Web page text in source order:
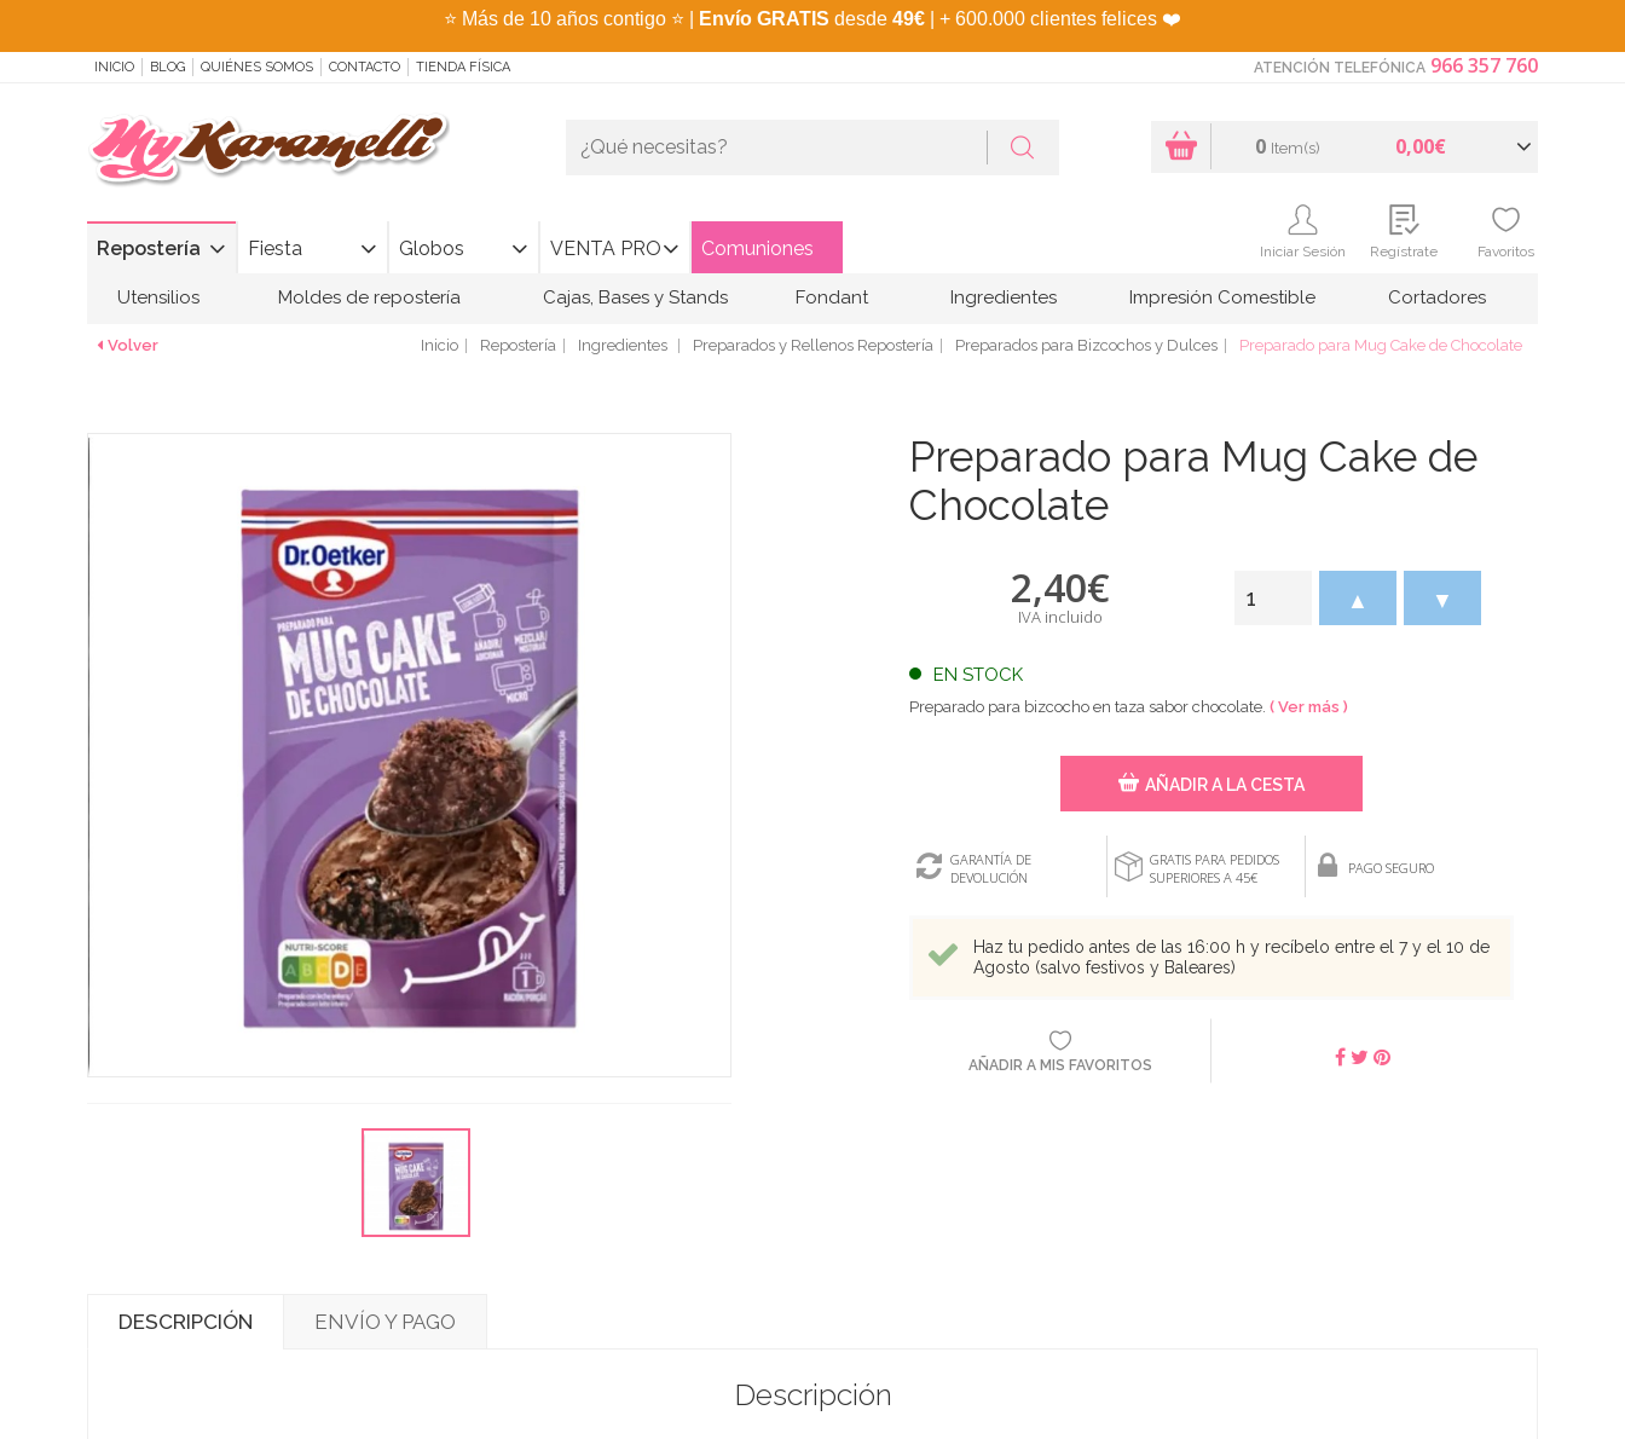
⭐ Más de 10 años contigo ⭐ Envío GRATIS desde 49€ | + 600.000 clientes felices ❤️
INICIO BLOG QUIÉNES SOMOS CONTACTO TIENDA FÍSICA ATENCIÓN TELEFÓNICA 966 357 760
Repostería Fiesta Globos VENTA PRO Comuniones
0 Item(s) 0,00€
Iniciar Sesión Regístrate Favoritos
Utensilios Moldes de repostería Cajas, Bases y Stands Fondant Ingredientes Impresión Comestible Cortadores
Volver Inicio Repostería Ingredientes Preparados y Rellenos Repostería Preparados para Bizcochos y Dulces Preparado para Mug Cake de Chocolate
Preparado para Mug Cake de
Chocolate
2,40€
IVA incluido
EN STOCK
▲ ▼
Preparado para bizcocho en taza sabor chocolate. ( Ver más )
AÑADIR A LA CESTA
GARANTÍA DE
DEVOLUCIÓN
GRATIS PARA PEDIDOS
SUPERIORES A 45€
PAGO SEGURO
Haz tu pedido antes de las 16:00 h y recíbelo entre el 7 y el 10 de
Agosto (salvo festivos y Baleares)
AÑADIR A MIS FAVORITOS
DESCRIPCIÓN ENVÍO Y PAGO
Descripción